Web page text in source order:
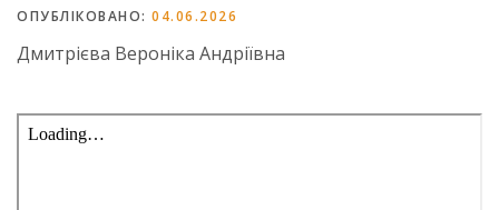
ОПУБЛІКОВАНО: 04.06.2026
Дмитрієва Вероніка Андріївна